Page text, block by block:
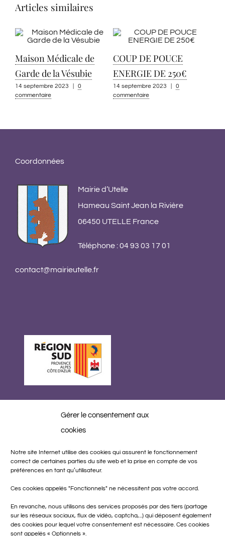
Gérer le consentement aux
cookies
Notre site Internet utilise des cookies qui assurent le fonctionnement
correct de certaines parties du site web et la prise en compte de vos
préférences en tant qu’utilisateur.
Ces cookies appelés "Fonctionnels" ne nécessitent pas votre accord.
En revanche, nous utilisons des services proposés par des tiers (partage
sur les réseaux sociaux, flux de vidéo, captcha,...) qui déposent également
des cookies pour lequel votre consentement est nécessaire. Ces cookies
sont appelés « Optionnels ».
Articles similaires
Maison Médicale de
Garde de la Vésubie
14 septembre 2023
0
commentaire
COUP DE POUCE
ENERGIE DE 250€
14 septembre 2023
0
commentaire
Coordonnées
Mairie d’Utelle
Hameau Saint Jean la Rivière
06450 UTELLE France
Téléphone : 04 93 03 17 01
contact@mairieutelle.fr